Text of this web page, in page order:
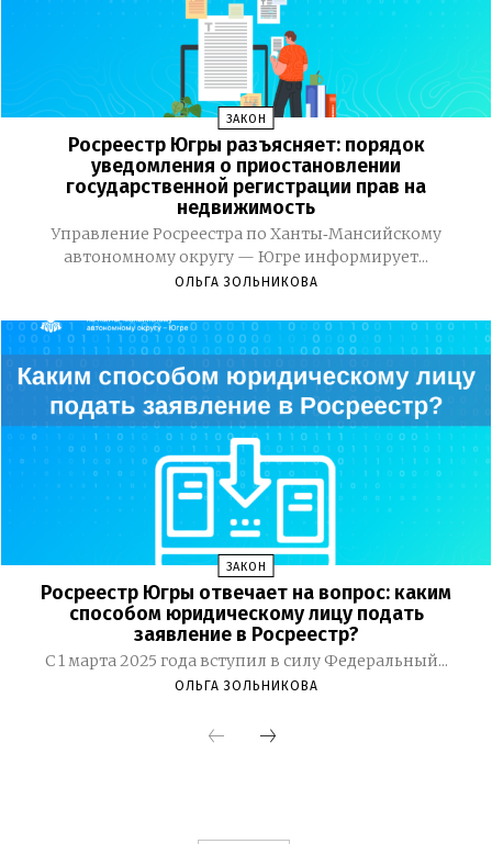
ЗАКОН
Росреестр Югры разъясняет: порядок
уведомления о приостановлении
государственной регистрации прав на
недвижимость
Управление Росреестра по Ханты‑Мансийскому
автономному округу — Югре информирует...
ОЛЬГА ЗОЛЬНИКОВА
ЗАКОН
Росреестр Югры отвечает на вопрос: каким
способом юридическому лицу подать
заявление в Росреестр?
С 1 марта 2025 года вступил в силу Федеральный...
ОЛЬГА ЗОЛЬНИКОВА